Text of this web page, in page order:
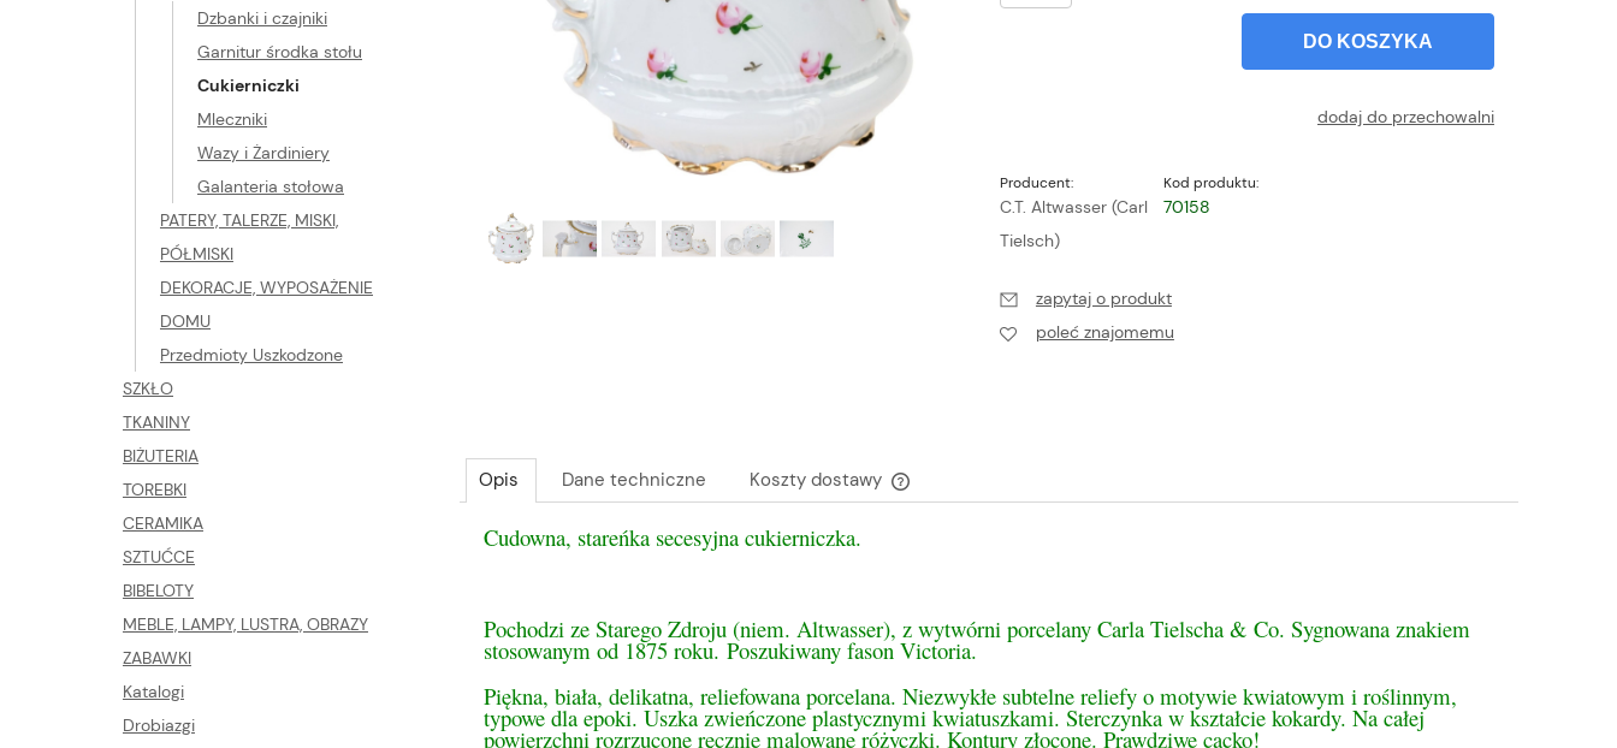
Dzbanki i czajniki
Garnitur środka stołu
Cukierniczki
Mleczniki
Wazy i Żardiniery
Galanteria stołowa
PATERY, TALERZE, MISKI,
PÓŁMISKI
DEKORACJE, WYPOSAŻENIE
DOMU
Przedmioty Uszkodzone
SZKŁO
TKANINY
BIŻUTERIA
TOREBKI
CERAMIKA
SZTUĆCE
BIBELOTY
MEBLE, LAMPY, LUSTRA, OBRAZY
ZABAWKI
Katalogi
Drobiazgi
DO KOSZYKA
dodaj do przechowalni
Producent:
C.T. Altwasser (Carl
Tielsch)
Kod produktu:
70158
zapytaj o produkt
poleć znajomemu
Opis Dane techniczne Koszty dostawy
Cudowna, stareńka secesyjna cukierniczka.
Pochodzi ze Starego Zdroju (niem. Altwasser), z wytwórni porcelany Carla Tielscha & Co. Sygnowana znakiem
stosowanym od 1875 roku. Poszukiwany fason Victoria.
Piękna, biała, delikatna, reliefowana porcelana. Niezwykłe subtelne reliefy o motywie kwiatowym i roślinnym,
typowe dla epoki. Uszka zwieńczone plastycznymi kwiatuszkami. Sterczynka w kształcie kokardy. Na całej
powierzchni rozrzucone ręcznie malowane różyczki. Kontury złocone. Prawdziwe cacko!